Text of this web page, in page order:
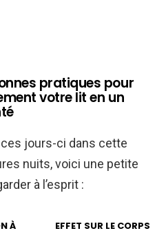
pratiques pour
votre lit en un
jours-ci dans cette
nuits, voici une petite
à l’esprit :
À
EFFET SUR LE CORPS